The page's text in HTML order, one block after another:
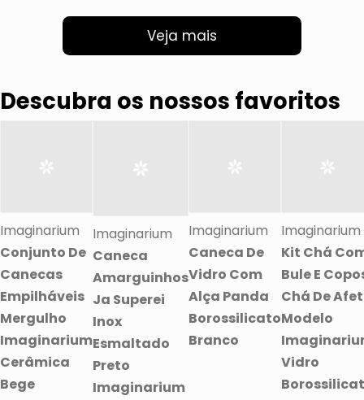
Veja mais
Descubra os nossos favoritos
Imaginarium
Conjunto De
Canecas
Empilháveis
Mergulho
Imaginarium
Cerâmica
Bege
Imaginarium
Caneca
Amarguinhos
Ja Superei
Inox
Esmaltado
Preto
Imaginarium
Imaginarium
Caneca De
Vidro Com
Alça Panda
Borossilicato
Branco
Imaginarium
Kit Chá
Bule E
Chá De
Modelo
Vidro